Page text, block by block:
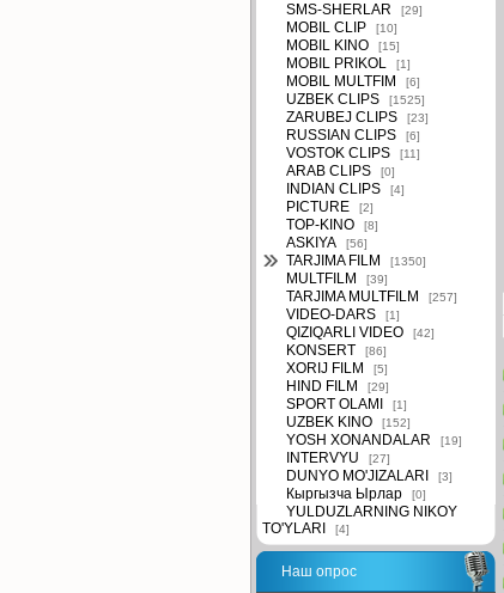
SMS-SHERLAR [29]
MOBIL CLIP [10]
MOBIL KINO [15]
MOBIL PRIKOL [1]
MOBIL MULTFIM [6]
UZBEK CLIPS [1525]
ZARUBEJ CLIPS [23]
RUSSIAN CLIPS [6]
VOSTOK CLIPS [11]
ARAB CLIPS [0]
INDIAN CLIPS [4]
PICTURE [2]
TOP-KINO [8]
ASKIYA [56]
TARJIMA FILM [1350]
MULTFILM [39]
TARJIMA MULTFILM [257]
VIDEO-DARS [1]
QIZIQARLI VIDEO [42]
KONSERT [86]
XORIJ FILM [5]
HIND FILM [29]
SPORT OLAMI [1]
UZBEK KINO [152]
YOSH XONANDALAR [19]
INTERVYU [27]
DUNYO MO'JIZALARI [3]
Кыргызча Ырлар [0]
YULDUZLARNING NIKOY
TO'YLARI
[4]
Наш опрос